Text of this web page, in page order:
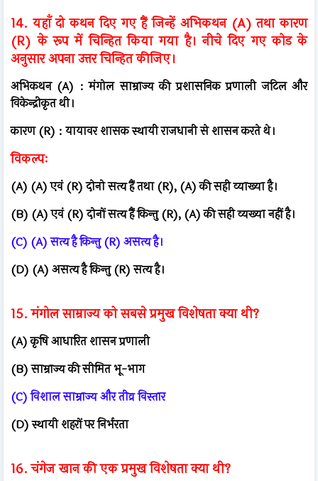
14. यहाँ दो कथन दिए गए हैं जिन्हें अभिकथन (A) तथा कारण
(R) के रूप में चिन्हित किया गया है। नीचे दिए गए कोड के
अनुसार अपना उत्तर चिन्हित कीजिए।
अभिकथन (A) : मंगोल साम्राज्य की प्रशासनिक प्रणाली जटिल और
विकेन्द्रीकृत थी।
कारण (R) : यायावर शासक स्थायी राजधानी से शासन करते थे।
विकल्पः
(A) (A) एवं (R) दोनो सत्य हैं तथा (R), (A) की सही व्याख्या है।
(B) (A) एवं (R) दोनों सत्य हैं किन्तु (R), (A) की सही व्यख्या नहीं है।
(C) (A) सत्य है किन्तु (R) असत्य है।
(D) (A) असत्य है किन्तु (R) सत्य है।
15. मंगोल साम्राज्य को सबसे प्रमुख विशेषता क्या थी?
(A) कृषि आधारित शासन प्रणाली
(B) साम्राज्य की सीमित भू-भाग
(C) विशाल साम्राज्य और तीव्र विस्तार
(D) स्थायी शहरों पर निर्भरता
16. चंगेज खान की एक प्रमुख विशेषता क्या थी?